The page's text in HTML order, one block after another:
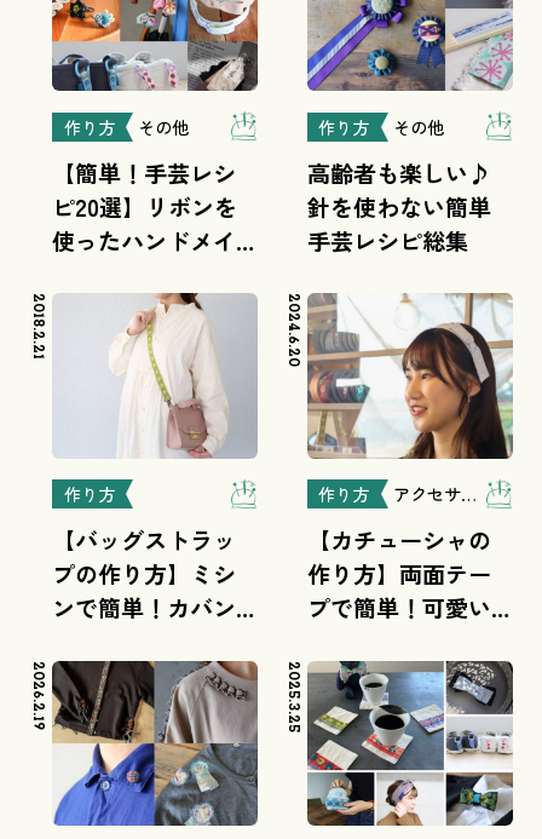
作り方 その他
【簡単！手芸レシ
ピ20選】リボンを
使ったハンドメイ
作り方 その他
高齢者も楽しい♪
針を使わない簡単
手芸レシピ総集
2018.2.21
作り方
【バッグストラッ
プの作り方】ミシ
ンで簡単！カバン
2024.6.20
作り方 アクセサリー
【カチューシャの
作り方】両面テー
プで簡単！可愛い
ャ
2026.2.19 2025.3.25